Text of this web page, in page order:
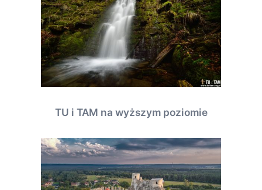
TU i TAM na wyższym poziomie